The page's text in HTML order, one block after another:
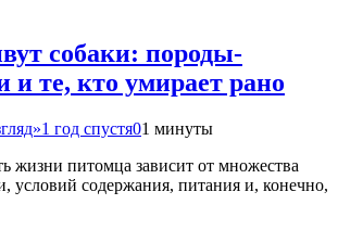
собаки: породы-
и те, кто умирает рано
1 год спустя01 минуты
жизни питомца зависит от множества
условий содержания, питания и, конечно,